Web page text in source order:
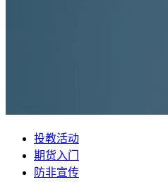
投教活动
期货入门
防非宣传